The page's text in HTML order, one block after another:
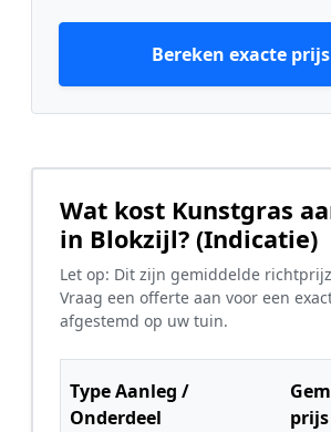
Bereken exacte
Wat kost Kunstgras
in Blokzijl? (Indicatie)
Let op: Dit zijn gemiddelde
Vraag een offerte aan voor een
afgestemd op uw tuin.
Type Aanleg /
Onderdeel
prijs